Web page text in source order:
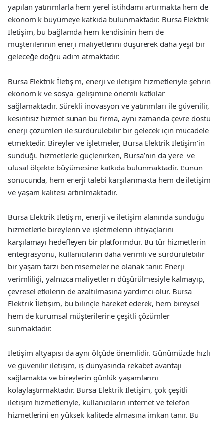
yapılan yatırımlarla hem yerel istihdamı artırmakta hem de
ekonomik büyümeye katkıda bulunmaktadır. Bursa Elektrik
İletişim, bu bağlamda hem kendisinin hem de
müşterilerinin enerji maliyetlerini düşürerek daha yeşil bir
geleceğe doğru adım atmaktadır.
Bursa Elektrik İletişim, enerji ve iletişim hizmetleriyle şehrin
ekonomik ve sosyal gelişimine önemli katkılar
sağlamaktadır. Sürekli inovasyon ve yatırımları ile güvenilir,
kesintisiz hizmet sunan bu firma, aynı zamanda çevre dostu
enerji çözümleri ile sürdürülebilir bir gelecek için mücadele
etmektedir. Bireyler ve işletmeler, Bursa Elektrik İletişim’in
sunduğu hizmetlerle güçlenirken, Bursa’nın da yerel ve
ulusal ölçekte büyümesine katkıda bulunmaktadir. Bunun
sonucunda, hem enerji talebi karşılanmakta hem de iletişim
ve yaşam kalitesi artırılmaktadır.
Bursa Elektrik İletişim, enerji ve iletişim alanında sunduğu
hizmetlerle bireylerin ve işletmelerin ihtiyaçlarını
karşılamayı hedefleyen bir platformdur. Bu tür hizmetlerin
entegrasyonu, kullanıcıların daha verimli ve sürdürülebilir
bir yaşam tarzı benimsemelerine olanak tanır. Enerji
verimliliği, yalnızca maliyetlerin düşürülmesiyle kalmayıp,
çevresel etkilerin de azaltılmasına yardımcı olur. Bursa
Elektrik İletişim, bu bilinçle hareket ederek, hem bireysel
hem de kurumsal müşterilerine çeşitli çözümler
sunmaktadır.
İletişim altyapısı da aynı ölçüde önemlidir. Günümüzde hızlı
ve güvenilir iletişim, iş dünyasında rekabet avantajı
sağlamakta ve bireylerin günlük yaşamlarını
kolaylaştırmaktadır. Bursa Elektrik İletişim, çok çeşitli
iletişim hizmetleriyle, kullanıcıların internet ve telefon
hizmetlerini en yüksek kalitede almasına imkan tanır. Bu